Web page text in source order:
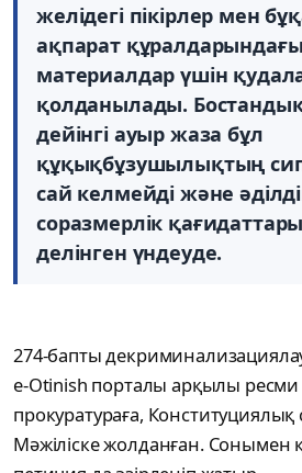
желідегі пікірлер мен
ақпарат
материалдар үшін
қолданылады.
дейінгі ауыр жаза бұл
құқықбұзушылықтың
сай келмейді және
соразмерлік
делінген үндеуде.
274-бапты
e-Otinish порталы арқылы ресми
прокуратураға, Конституциялық
Мәжіліске жолданған. Сонымен